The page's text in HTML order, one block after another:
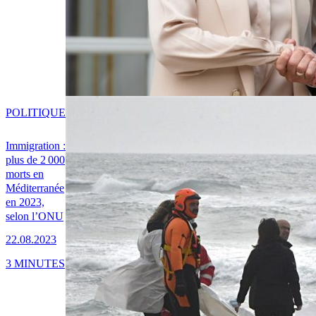
Immigration :
plus de 2 000
morts en
Méditerranée
en 2023,
selon l’ONU
22.08.2023
POLITIQUE
3 MINUTES